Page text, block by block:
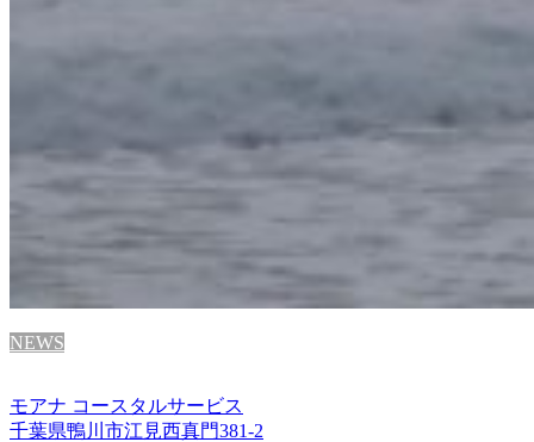
NEWS
モアナ コースタルサービス
千葉県鴨川市江見西真門381-2